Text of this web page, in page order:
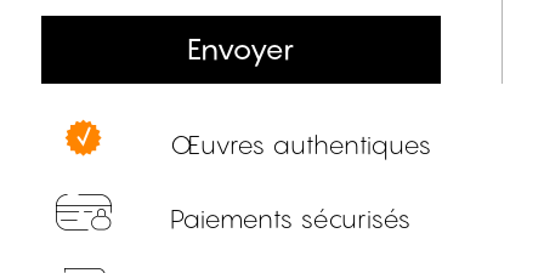
Envoyer
Œuvres authentiques
Paiements sécurisés